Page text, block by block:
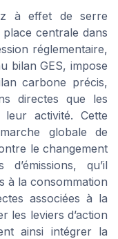
à effet de serre
centrale dans
réglementaire,
bilan GES, impose
carbone précis,
directes que les
leur activité. Cette
globale de
le changement
d’émissions, qu’il
à la consommation
associées à la
les leviers d’action
ainsi intégrer la